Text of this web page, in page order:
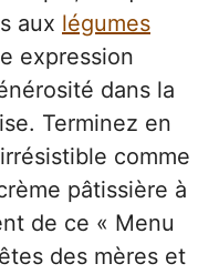
aux légumes
expression
dans la
Terminez en
irrésistible comme
pâtissière à
de ce « Menu
des mères et